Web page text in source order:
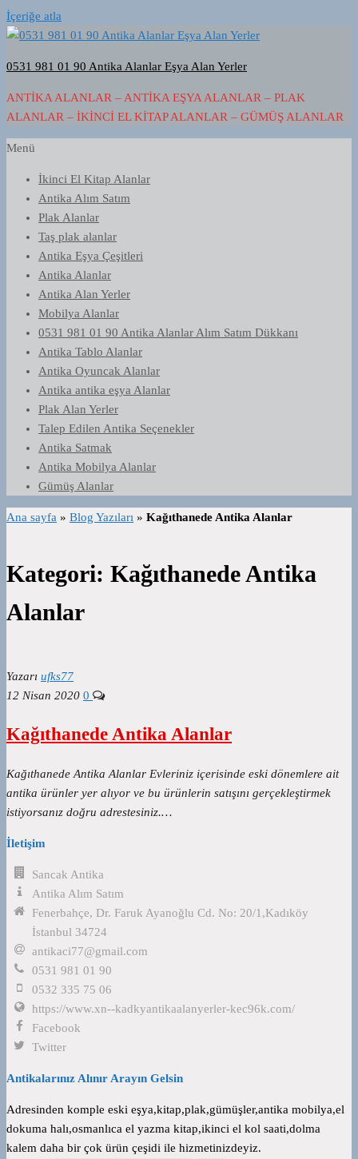
İçeriğe atla
0531 981 01 90 Antika Alanlar Eşya Alan Yerler
ANTIKA ALANLAR – ANTIKA EŞYA ALANLAR – PLAK
ALANLAR – İKINCI EL KITAP ALANLAR – GÜMÜŞ ALANLAR
Menü
İkinci El Kitap Alanlar
Antika Alım Satım
Plak Alanlar
Taş plak alanlar
Antika Eşya Çeşitleri
Antika Alanlar
Antika Alan Yerler
Mobilya Alanlar
0531 981 01 90 Antika Alanlar Alım Satım Dükkanı
Antika Tablo Alanlar
Antika Oyuncak Alanlar
Antika antika eşya Alanlar
Plak Alan Yerler
Talep Edilen Antika Seçenekler
Antika Satmak
Antika Mobilya Alanlar
Gümüş Alanlar
Ana sayfa » Blog Yazıları » Kağıthanede Antika Alanlar
Kategori: Kağıthanede Antika
Alanlar
Yazarı ufks77
12 Nisan 2020 0
Kağıthanede Antika Alanlar
Kağıthanede Antika Alanlar Evleriniz içerisinde eski dönemlere ait
antika ürünler yer alıyor ve bu ürünlerin satışını gerçekleştirmek
istiyorsanız doğru adrestesiniz.…
İletişim
Sancak Antika
Antika Alım Satım
Fenerbahçe, Dr. Faruk Ayanoğlu Cd. No: 20/1,Kadıköy
İstanbul 34724
antikaci77@gmail.com
0531 981 01 90
0532 335 75 06
https://www.xn--kadkyantikaalanyerler-kec96k.com/
Facebook
Twitter
Antikalarınız Alınır Arayın Gelsin
Adresinden komple eski eşya,kitap,plak,gümüşler,antika mobilya,el
dokuma halı,osmanlıca el yazma kitap,ikinci el kol saati,dolma
kalem daha bir çok ürün çeşidi ile hizmetinizdeyiz.